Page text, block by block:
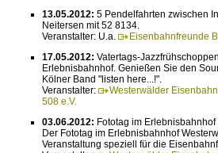
13.05.2012: 5 Pendelfahrten zwischen
Neitersen mit 52 8134.
Veranstalter: U.a.
Eisenbahnfreunde
17.05.2012: Vatertags-
Erlebnisbahnhof. Genießen Sie den
Kölner Band "listen here...!".
Veranstalter:
Westerwälder
508 e.V.
03.06.2012: Fototag im
Der Fototag im Erlebnisbahnhof
Veranstaltung speziell für die